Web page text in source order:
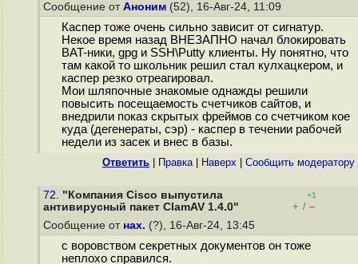
Сообщение от Аноним (52), 16-Авг-24, 11:09
Каспер тоже очень сильно зависит от сигнатур.
Некое время назад ВНЕЗАПНО начал блокировать
BAT-ники, gpg и SSH\Putty клиенты. Ну понятно, что
там какой то школьник решил стал кулхацкером, и
каспер резко отреагировал.
Мои шляпочные знакомые однажды решили
повысить посещаемость счетчиков сайтов, и
внедрили показ скрытых фреймов со счетчиком кое
куда (дегенераты, сэр) - каспер в течении рабочей
недели из засек и внес в базы.
Ответить Правка| Наверх Cообщить модератору
72. "Компания Cisco выпустила
антивирусный пакет ClamAV 1.4.0"
+1
+ / –
Сообщение от нах. (?), 16-Авг-24, 13:45
с воровством секретных документов он тоже
неплохо справился.